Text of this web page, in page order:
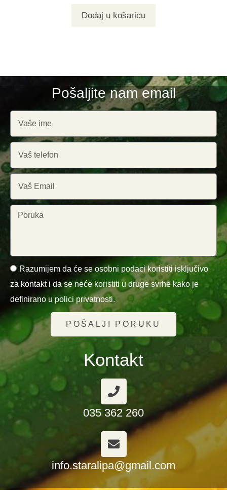
Dodaj u košaricu
Pošaljite nam email
Razumijem da će se osobni podaci koristiti isključivo
za kontakt i da se neće koristiti u druge svrhe kako je
definirano u polici privatnosti.
POŠALJI PORUKU
Kontakt
035 362 260
info.staralipa@gmail.com